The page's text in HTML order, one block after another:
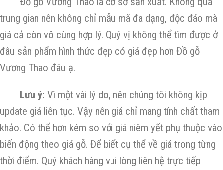
trung gian nên không chỉ mẫu mã đa dạng, độc đáo mà
giá cả còn vô cùng hợp lý. Quý vị không thể tìm được ở
đâu sản phẩm hình thức đẹp có giá đẹp hơn Đồ gỗ
Vương Thao đâu ạ.
Lưu ý: Vì một vài lý do, nên chúng tôi không kịp
update giá liên tục. Vậy nên giá chỉ mang tính chất tham
khảo. Có thể hơn kém so với giá niêm yết phụ thuộc vào
biến động theo giá gỗ. Để biết cụ thể về giá trong từng
thời điểm. Quý khách hàng vui lòng liên hệ trực tiếp